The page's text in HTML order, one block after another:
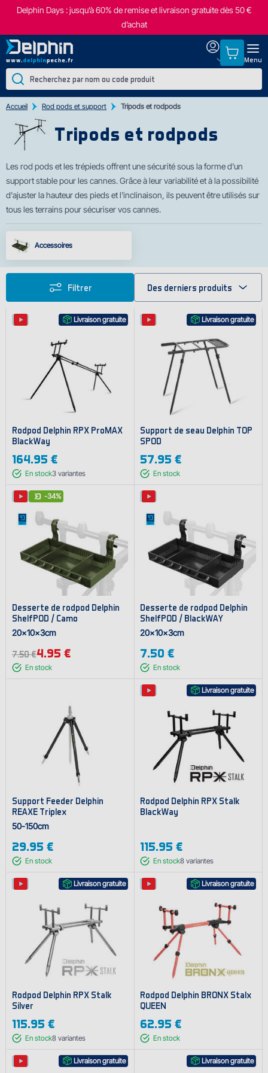
Delphin Days : jusqu’à 60% de remise et livraison gratuite dès 50 €
d’achat
Menu
Accueil Rod pods et support Tripods et rodpods
Tripods et rodpods
Les rod podset les trépieds offrent une sécurité sous la forme d'un
support stable pour les cannes. Grâce à leur variabilité et à la possibilité
d'ajuster la hauteur des pieds et l'inclinaison, ils peuvent être utilisés sur
tous les terrains pour sécuriser vos cannes.
Accessoires
Filtrer Des derniers produits
Livraison gratuite
Rodpod Delphin RPX ProMAX
BlackWay
164.95 €
En stock3 variantes
Livraison gratuite
Support de seau Delphin TOP
SPOD
57.95 €
En stock
-34%
Desserte de rodpod Delphin
ShelfPOD / Camo
20x10x3cm
7.50 €4.95 €
En stock
Desserte de rodpod Delphin
ShelfPOD / BlackWAY
20x10x3cm
7.50 €
En stock
Support Feeder Delphin
REAXE Triplex
50-150cm
29.95 €
En stock
Livraison gratuite
Rodpod Delphin RPX Stalk
BlackWay
115.95 €
En stock8 variantes
Livraison gratuite
Rodpod Delphin RPX Stalk
Silver
115.95 €
En stock8 variantes
Livraison gratuite
Rodpod Delphin BRONX Stalx
QUEEN
62.95 €
En stock
Livraison gratuite Livraison gratuite